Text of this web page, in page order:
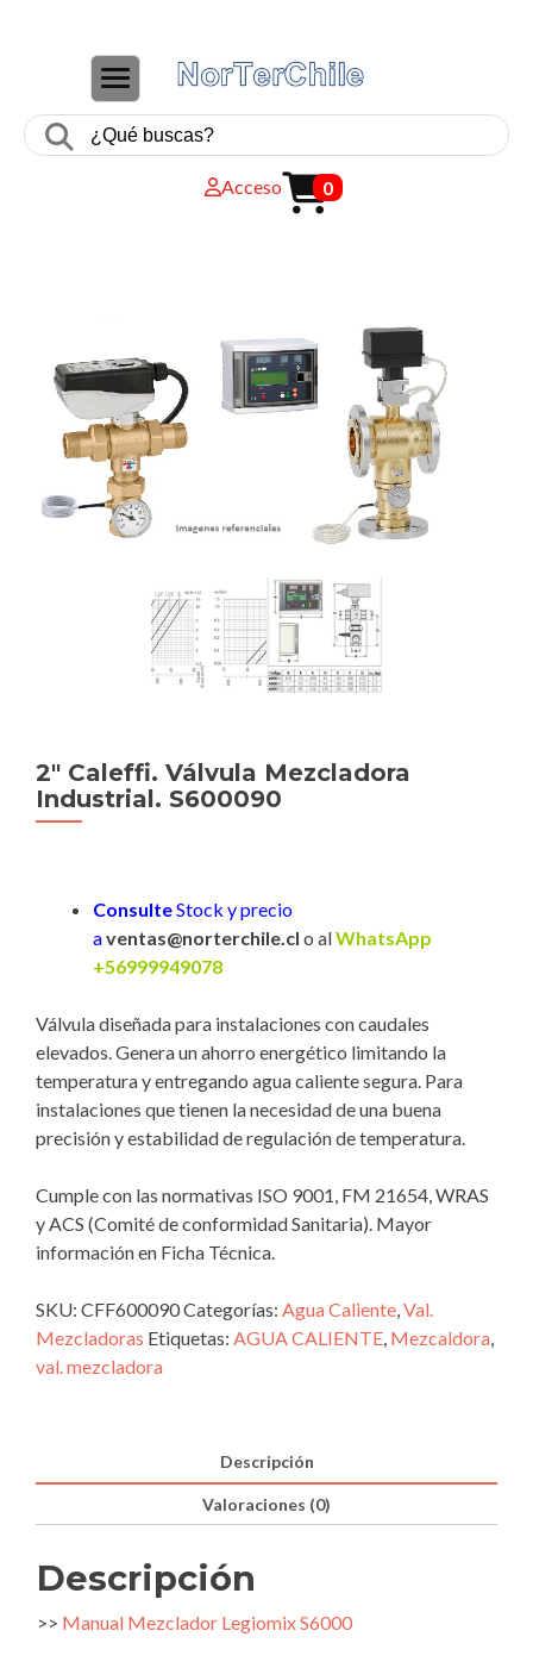
CAMBIAR NAVEGACIÓN
Acceso 0
2″ Caleffi. Válvula Mezcladora
Industrial. S600090
ConsulteStock y precio
aventas@norterchile.cl o alWhatsApp
+56999949078
Válvula diseñada para instalaciones con caudales
elevados. Genera un ahorro energético limitando la
temperatura y entregando agua caliente segura. Para
instalaciones que tienen la necesidad de una buena
precisión y estabilidad de regulación de temperatura.
Cumple con las normativas ISO 9001, FM 21654, WRAS
y ACS (Comité de conformidad Sanitaria). Mayor
información en Ficha Técnica.
SKU: CFF600090Categorías: Agua Caliente,Val.
Mezcladoras Etiquetas: AGUA CALIENTE, Mezcaldora,
val. mezcladora
Descripción
Valoraciones (0)
Descripción
>> Manual Mezclador Legiomix S6000